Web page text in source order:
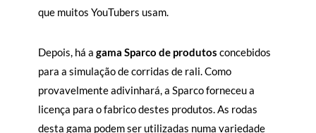
que muitos YouTubers usam.
Depois, há a gama Sparco de produtos concebidos
para a simulação de corridas de rali. Como
provavelmente adivinhará, a Sparco forneceu a
licença para o fabrico destes produtos. As rodas
desta gama podem ser utilizadas numa variedade